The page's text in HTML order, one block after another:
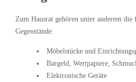
Zum Hausrat gehören unter anderem die
Gegenstände:
Möbelstücke und
Bargeld, Wertpapiere,
Elektronische Geräte